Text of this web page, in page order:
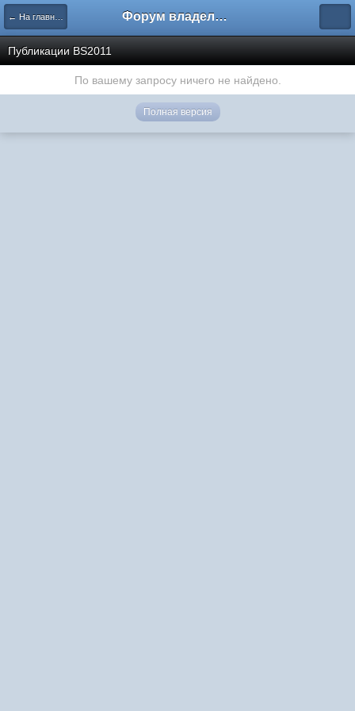
← На главную Форум владельцев интернет-магазинов
Публикации BS2011
По вашему запросу ничего не найдено.
Полная версия